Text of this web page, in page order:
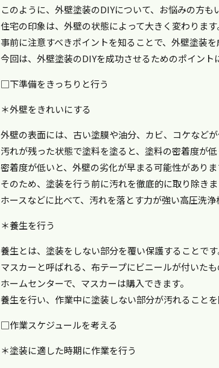
このように、外壁塗装のDIYについて、お悩みの方も
住宅の印象は、外壁の状態によって大きく変わります
事前に注意すべきポイントを知ることで、外壁塗装を
今回は、外壁塗装のDIYを成功させるためのポイント
□下準備をきっちりと行う
＊外壁をきれいにする
外壁の表面には、古い塗膜や油分、カビ、コケなどが
汚れが残った状態で塗料を塗ると、塗料の密着度が低
密着度が低いと、外壁の劣化が早まる可能性がありま
そのため、塗装を行う前に汚れを徹底的に取り除きま
ホースなどに比べて、汚れを落とす力が強い高圧洗浄
＊養生を行う
養生とは、塗装をしない部分を覆い保護することです
マスカーと呼ばれる、布テープにビニールが付いたも
ホームセンターで、マスカーは購入できます。
養生を行い、作業中に塗装しない部分が汚れることを
□作業スケジュールを考える
＊塗装に適した時期に作業を行う